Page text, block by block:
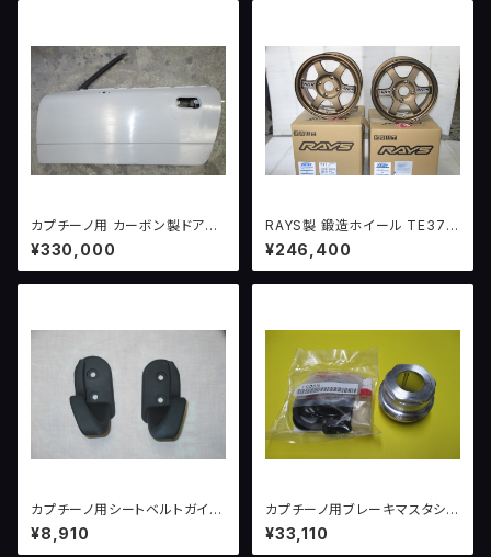
カプチーノ用 カーボン製ドアパ
ネル（両側）
¥330,000
RAYS製 鍛造ホイール TE37
ブロンズ 限定生産品 6.0J-14
+38 114.3 4H
¥246,400
カプチーノ用シートベルトガイド
（左右セット）
¥8,910
カプチーノ用ブレーキマスタシリ
ンダーオーバーホールセット
¥33,110